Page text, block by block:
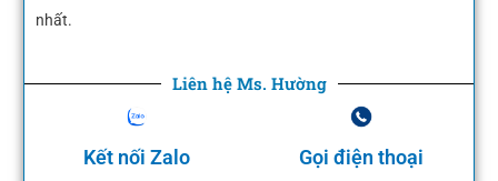
nhất.
Liên hệ Ms. Hường
Kết nối Zalo Gọi điện thoại